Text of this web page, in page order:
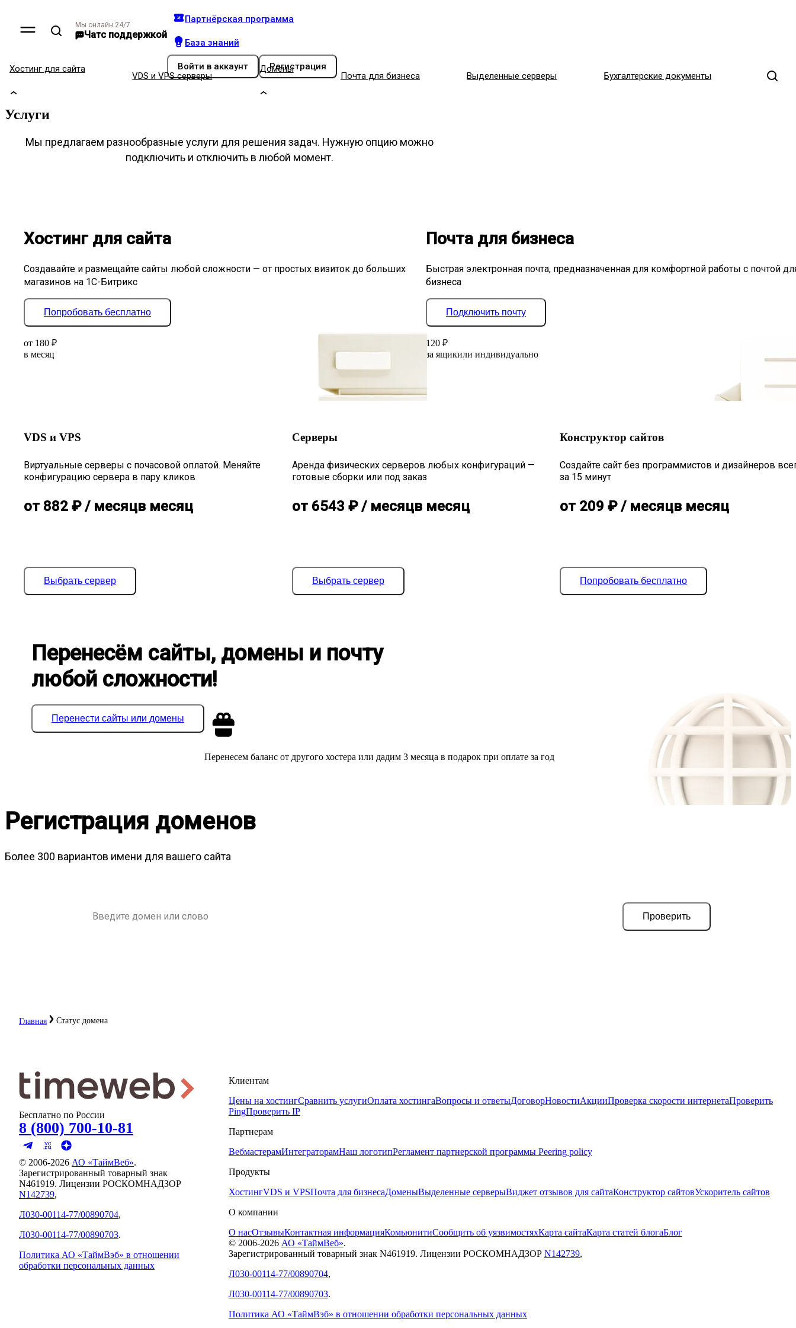
Мы онлайн 24/7
Чатс поддержкой
Партнёрская программа
База знаний
Войти в аккаунт Регистрация
Хостинг для сайта
VDS и VPS серверы
Домены
Почта для бизнеса Выделенные серверы Бухгалтерские документы
Услуги
Мы предлагаем разнообразные услуги для решения задач. Нужную опцию можно
подключить и отключить в любой момент.
Хостинг для сайта
Создавайте и размещайте сайты любой сложности — от простых визиток до больших
магазинов на 1С-Битрикс
Попробовать бесплатно
от 180 ₽
в месяц
Почта для бизнеса
Быстрая электронная почта, предназначенная для комфортной работы с почтой
бизнеса
Подключить почту
120 ₽
за ящикили индивидуально
VDS и VPS
Виртуальные серверы с почасовой оплатой. Меняйте
конфигурацию сервера в пару кликов
от 882 ₽/ месяцв месяц
Выбрать сервер
Серверы
Аренда физических серверов любых конфигураций —
готовые сборки или под заказ
от 6543 ₽/ месяцв месяц
Выбрать сервер
Конструктор сайтов
Создайте сайт без программистов и дизайнеров
за 15 минут
от 209 ₽/ месяцв месяц
Попробовать бесплатно
Перенесём сайты, домены и почту
любой сложности!
Перенести сайты или домены
Перенесем баланс от другого хостера или дадим 3 месяца в подарок при оплате за год
Регистрация доменов
Более 300 вариантов имени для вашего сайта
Проверить
Главная Статус домена
Бесплатно по России
8 (800) 700-10-81
© 2006-2026 АО «ТаймВеб».
Зарегистрированный товарный знак
N461919. Лицензии РОСКОМНАДЗОР
N142739,
Л030-00114-77/00890704,
Л030-00114-77/00890703.
Политика АО «ТаймВэб» в отношении
обработки персональных данных
Клиентам
Цены на хостингСравнить услугиОплата хостингаВопросы и ответыДоговорНовостиАкцииПроверка скорости интернетаПроверить
PingПроверить IP
Партнерам
ВебмастерамИнтеграторамНаш логотипРегламент партнерской программы Peering policy
Продукты
ХостингVDS и VPSПочта для бизнесаДоменыВыделенные серверыВиджет отзывов для сайтаКонструктор сайтовУскоритель сайтов
О компании
О насОтзывыКонтактная информацияКомьюнитиСообщить об уязвимостяхКарта сайтаКарта статей блогаБлог
© 2006-2026 АО «ТаймВеб».
Зарегистрированный товарный знак N461919. Лицензии РОСКОМНАДЗОР N142739,
Л030-00114-77/00890704,
Л030-00114-77/00890703.
Политика АО «ТаймВэб» в отношении обработки персональных данных